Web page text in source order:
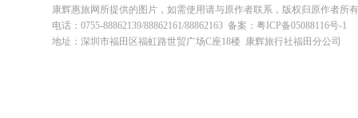
康辉惠旅网所提供的图片，如需使用请与原作者联系，版权归原作者所
电话：0755-88862139/88862161/88862163 备案：粤ICP备05088116号-1
地址：深圳市福田区福虹路世贸广场C座18楼 康辉旅行社福田分公司